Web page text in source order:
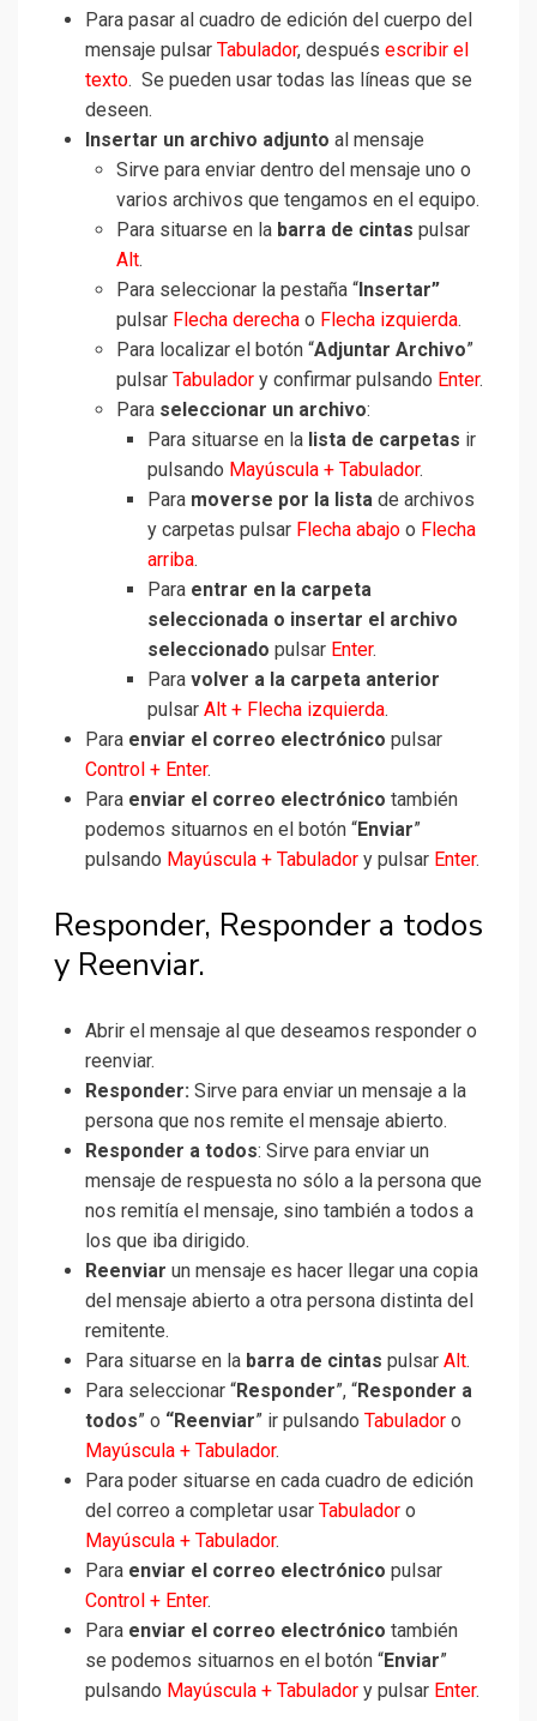
Para pasar al cuadro de edición del cuerpo del
mensaje pulsar Tabulador, después escribir el
texto. Se pueden usar todas las líneas que se
deseen.
Insertar un archivo adjunto al mensaje
Sirve para enviar dentro del mensaje uno o
varios archivos que tengamos en el equipo.
Para situarse en la barra de cintas pulsar
Alt.
Para seleccionar la pestaña “ Insertar”
pulsar Flecha derecha o Flecha izquierda.
Para localizar el botón “Adjuntar Archivo”
pulsar Tabulador y confirmar pulsando Enter.
Para seleccionar un archivo:
Para situarse en la lista de carpetas ir
pulsando Mayúscula + Tabulador.
Para moverse por la lista de archivos
y carpetas pulsar Flecha abajo o Flecha
arriba.
Para entrar en la carpeta
seleccionada o insertar el archivo
seleccionado pulsar Enter.
Para volver a la carpeta anterior
pulsar Alt + Flecha izquierda.
Para enviar el correo electrónico pulsar
Control + Enter.
Para enviar el correo electrónico también
podemos situarnos en el botón “Enviar”
pulsando Mayúscula + Tabulador y pulsar Enter.
Responder, Responder a todos
y Reenviar.
Abrir el mensaje al que deseamos responder o
reenviar.
Responder: Sirve para enviar un mensaje a la
persona que nos remite el mensaje abierto.
Responder a todos: Sirve para enviar un
mensaje de respuesta no sólo a la persona que
nos remitía el mensaje, sino también a todos a
los que iba dirigido.
Reenviar un mensaje es hacer llegar una copia
del mensaje abierto a otra persona distinta del
remitente.
Para situarse en la barra de cintas pulsar Alt.
Para seleccionar “Responder”, “Responder a
todos” o “Reenviar” ir pulsando Tabulador o
Mayúscula + Tabulador.
Para poder situarse en cada cuadro de edición
del correo a completar usar Tabulador o
Mayúscula + Tabulador.
Para enviar el correo electrónico pulsar
Control + Enter.
Para enviar el correo electrónico también
se podemos situarnos en el botón “Enviar”
pulsando Mayúscula + Tabulador y pulsar Enter.